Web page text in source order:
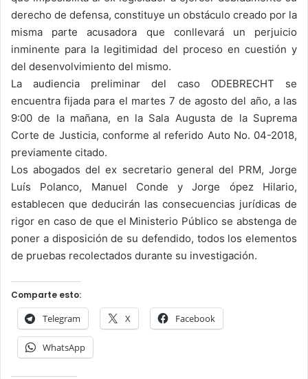
derecho de defensa, constituye un obstáculo creado por la
misma parte acusadora que conllevará un perjuicio
inminente para la legitimidad del proceso en cuestión y
del desenvolvimiento del mismo.
La audiencia preliminar del caso ODEBRECHT se
encuentra fijada para el martes 7 de agosto del año, a las
9:00 de la mañana, en la Sala Augusta de la Suprema
Corte de Justicia, conforme al referido Auto No. 04-2018,
previamente citado.
Los abogados del ex secretario general del PRM, Jorge
Luís Polanco, Manuel Conde y Jorge ópez Hilario,
establecen que deducirán las consecuencias jurídicas de
rigor en caso de que el Ministerio Público se abstenga de
poner a disposición de su defendido, todos los elementos
de pruebas recolectados durante su investigación.
Comparte esto:
Telegram X Facebook
WhatsApp